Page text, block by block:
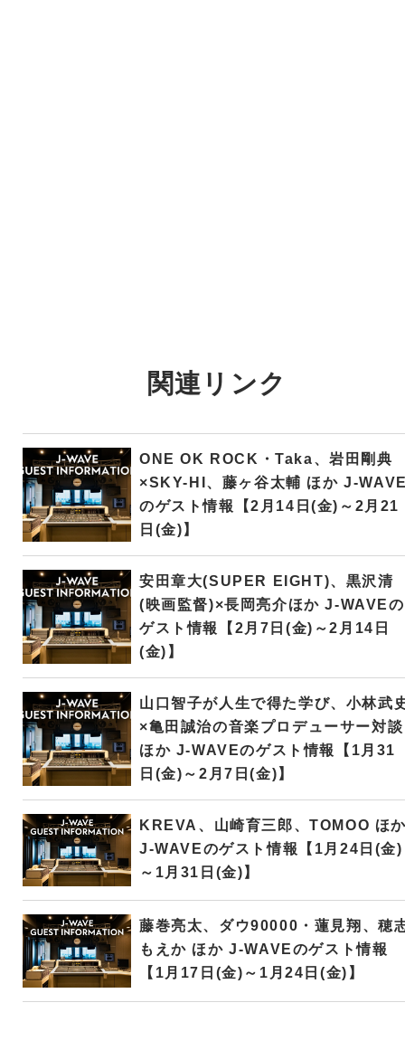
関連リンク
ONE OK ROCK・Taka、岩田剛典
×SKY-HI、藤ヶ谷太輔 ほか J-
のゲスト情報【2月14日(金)～2月21
日(金)】
安田章大(SUPER EIGHT)、黒沢清
(映画監督)×長岡亮介ほか J-WAVEの
ゲスト情報【2月7日(金)～2月14日
(金)】
山口智子が人生で得た学び、小林武
×亀田誠治の音楽プロデューサー対談
ほか J-WAVEのゲスト情報【1月31
日(金)～2月7日(金)】
KREVA、山崎育三郎、TOMOO ほ
J-WAVEのゲスト情報【1月24日(金)
～1月31日(金)】
藤巻亮太、ダウ90000・蓮見翔、穂
もえか ほか J-WAVEのゲスト情報
【1月17日(金)～1月24日(金)】